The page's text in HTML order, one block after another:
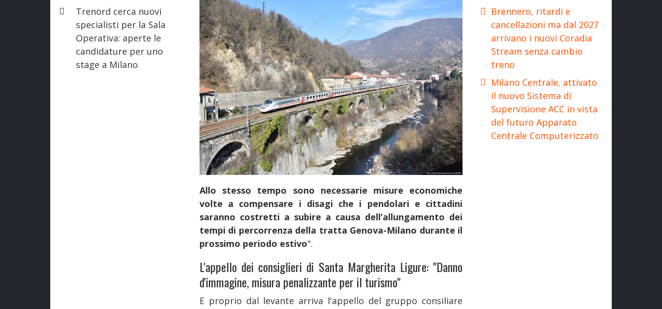
Trenord cerca nuovi
specialisti per la Sala
Operativa: aperte le
candidature per uno
stage a Milano
Allo stesso tempo sono necessarie misure economiche
volte a compensare i disagi che i pendolari e cittadini
saranno costretti a subire a causa dell’allungamento dei
tempi di percorrenza della tratta Genova-Milano durante il
prossimo periodo estivo".
L'appello dei consiglieri di Santa Margherita Ligure: "Danno
d'immagine, misura penalizzante per il turismo"
E proprio dal levante arriva l'appello del gruppo consiliare
Brennero, ritardi e
cancellazioni ma dal 2027
arrivano i nuovi Coradia
Stream senza cambio
treno
Milano Centrale, attivato
il nuovo Sistema di
Supervisione ACC in vista
del futuro Apparato
Centrale Computerizzato